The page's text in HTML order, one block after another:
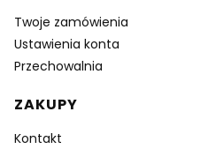
Twoje zamówienia
Ustawienia konta
Przechowalnia
ZAKUPY
Kontakt